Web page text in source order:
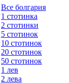
Все болгария
1 стотинка
2 стотинки
5 стотинок
10 стотинок
20 стотинок
50 стотинок
1 лев
2 лева